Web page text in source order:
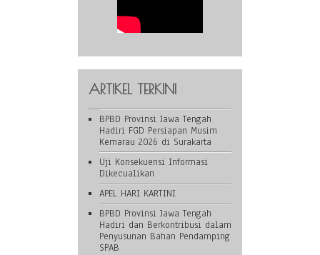
ARTIKEL TERKINI
BPBD Provinsi Jawa Tengah
Hadiri FGD Persiapan Musim
Kemarau 2026 di Surakarta
Uji Konsekuensi Informasi
Dikecualikan
APEL HARI KARTINI
BPBD Provinsi Jawa Tengah
Hadiri dan Berkontribusi dalam
Penyusunan Bahan Pendamping
SPAB